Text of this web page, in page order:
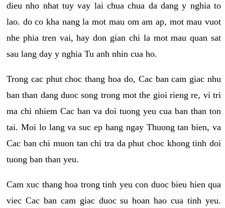
dieu nho nhat tuy vay lai chua chua da dang y nghia to
lao. do co kha nang la mot mau om am ap, mot mau vuot
nhe phia tren vai, hay don gian chi la mot mau quan sat
sau lang day y nghia Tu anh nhin cua ho.
Trong cac phut choc thang hoa do, Cac ban cam giac nhu
ban than dang duoc song trong mot the gioi rieng re, vi tri
ma chi nhiem Cac ban va doi tuong yeu cua ban than ton
tai. Moi lo lang va suc ep hang ngay Thuong tan bien, va
Cac ban chi muon tan chi tra da phut choc khong tinh doi
tuong ban than yeu.
Cam xuc thang hoa trong tinh yeu con duoc bieu hien qua
viec Cac ban cam giac duoc su hoan hao cua tinh yeu.